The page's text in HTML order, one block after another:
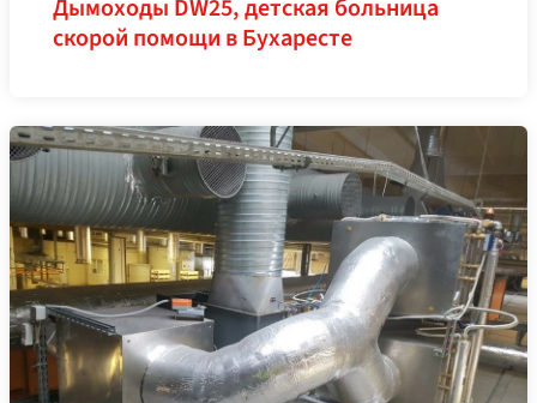
Дымоходы DW25, детская больница
скорой помощи в Бухаресте